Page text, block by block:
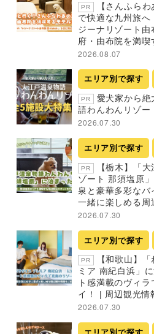
PR
【さんふら
で快適な九州旅へ
ジーナリゾート
府・由布院を満喫
2026.08.07
エリア別で探す
PR
愛犬家から絶
語わんわんリゾー
2026.07.30
エリア別で探す
PR
【栃木】「
ゾート 那須塩原
泉と豪華多彩なバ
一緒に楽しめる周
2026.07.30
エリア別で探す
PR
【和歌山】
ミア 南紀白浜」
ト感満載のヴィ
イ！ | 周辺観光情
2026.07.30